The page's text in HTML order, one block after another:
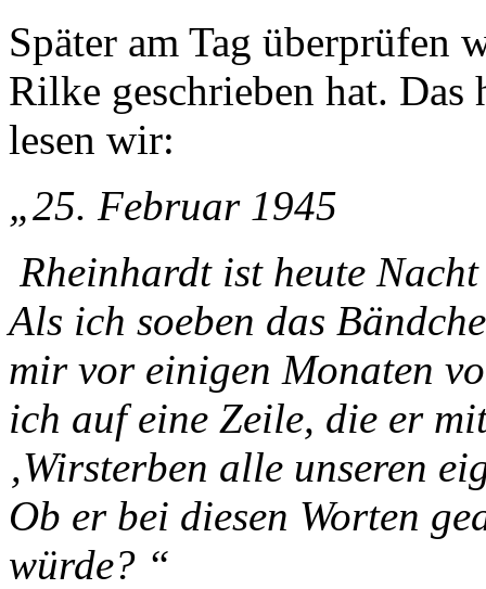
Später am Tag überprüfen
Rilke geschrieben hat.
lesen wir:
„25. Februar 1945
Rheinhardt ist heute
Als ich soeben das
mir vor einigen Monaten
ich auf eine Zeile, die er
‚Wirsterben alle unseren
Ob er bei diesen Worten
würde? “